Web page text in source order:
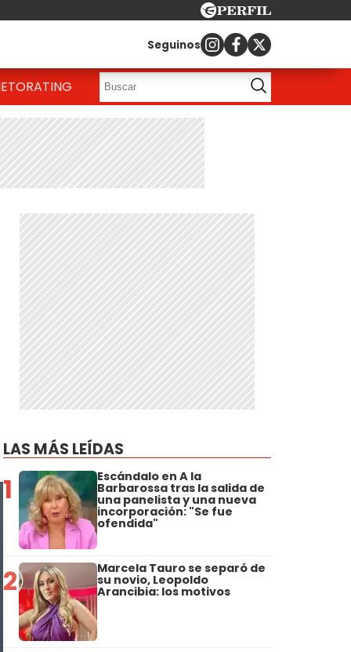
Seguinos
RATING
LAS MÁS LEÍDAS
1 Escándalo en A la
Barbarossa tras la salida de
una panelista y una nueva
incorporación: "Se fue
ofendida"
2 Marcela Tauro se separó de
su novio, Leopoldo
Arancibia: los motivos